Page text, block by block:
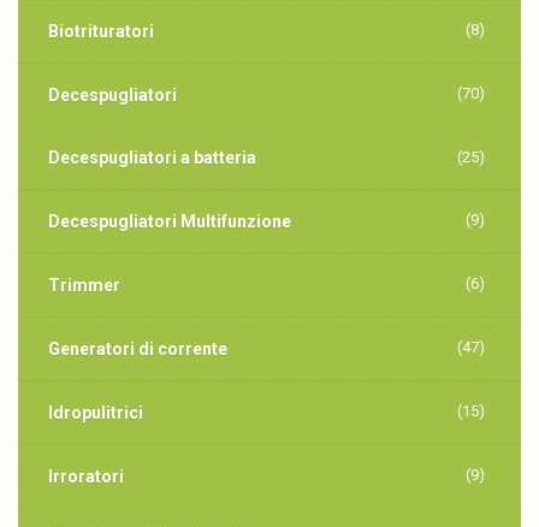
Biotrituratori (8)
Decespugliatori (70)
Decespugliatori a batteria (25)
Decespugliatori Multifunzione (9)
Trimmer (6)
Generatori di corrente (47)
Idropulitrici (15)
Irroratori (9)